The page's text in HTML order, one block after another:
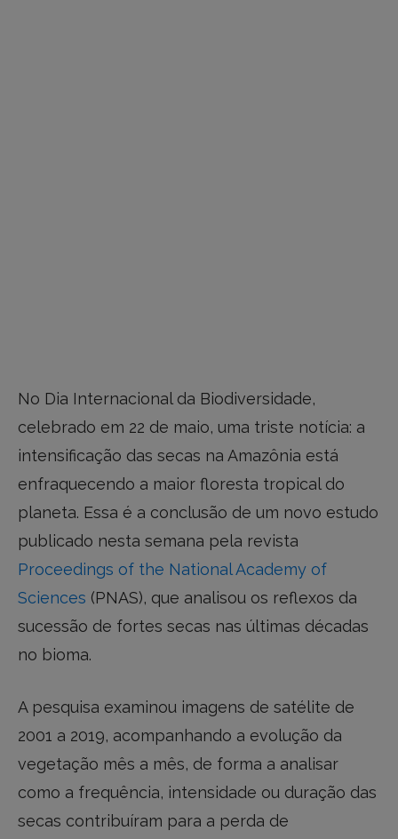
No Dia Internacional da Biodiversidade,
celebrado em 22 de maio, uma triste notícia: a
intensificação das secas na Amazônia está
enfraquecendo a maior floresta tropical do
planeta. Essa é a conclusão de um novo estudo
publicado nesta semana pela revista
Proceedings of the National Academy of
Sciences (PNAS), que analisou os reflexos da
sucessão de fortes secas nas últimas décadas
no bioma.
A pesquisa examinou imagens de satélite de
2001 a 2019, acompanhando a evolução da
vegetação mês a mês, de forma a analisar
como a frequência, intensidade ou duração das
secas contribuíram para a perda de